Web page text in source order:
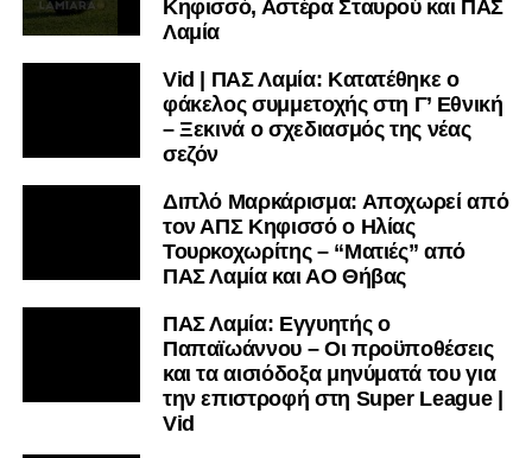
Κηφισσό, Αστέρα Σταυρού και ΠΑΣ
Λαμία
Vid | ΠΑΣ Λαμία: Κατατέθηκε ο
φάκελος συμμετοχής στη Γ’ Εθνική
– Ξεκινά ο σχεδιασμός της νέας
σεζόν
Διπλό Μαρκάρισμα: Αποχωρεί από
τον ΑΠΣ Κηφισσό ο Ηλίας
Τουρκοχωρίτης – “Ματιές” από
ΠΑΣ Λαμία και ΑΟ Θήβας
ΠΑΣ Λαμία: Εγγυητής ο
Παπαϊωάννου – Οι προϋποθέσεις
και τα αισιόδοξα μηνύματά του για
την επιστροφή στη Super League |
Vid